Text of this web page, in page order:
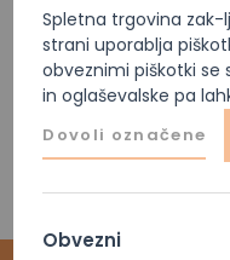
Obvezni
Spletna trgovina zak-
strani uporablja
obveznimi piškotki
in oglaševalske pa
Dovoli označene